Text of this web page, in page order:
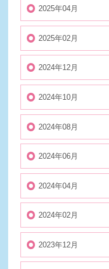
2025年04月
2025年02月
2024年12月
2024年10月
2024年08月
2024年06月
2024年04月
2024年02月
2023年12月